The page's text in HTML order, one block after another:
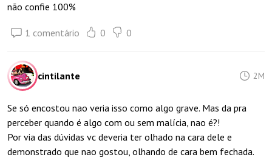
não confie 100%
1 comentário 0 0
cintilante 2M
Se só encostou nao veria isso como algo grave. Mas da pra
perceber quando é algo com ou sem malícia, nao é?!
Por via das dúvidas vc deveria ter olhado na cara dele e
demonstrado que nao gostou, olhando de cara bem fechada.